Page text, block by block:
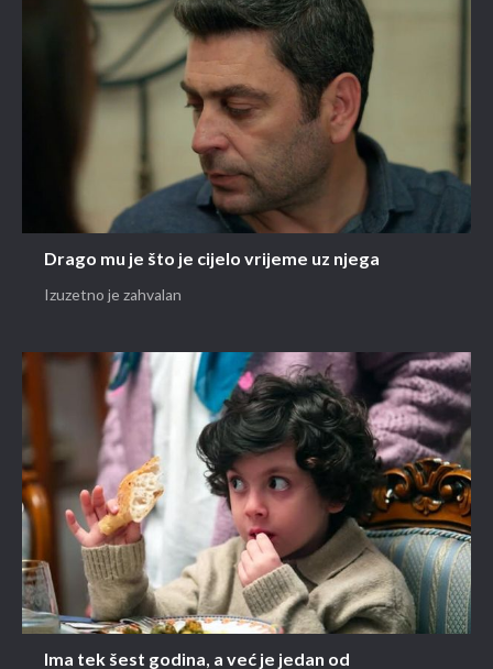
Drago mu je što je cijelo vrijeme uz njega
Izuzetno je zahvalan
Ima tek šest godina, a već je jedan od